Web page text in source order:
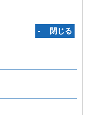
‐ 閉じる